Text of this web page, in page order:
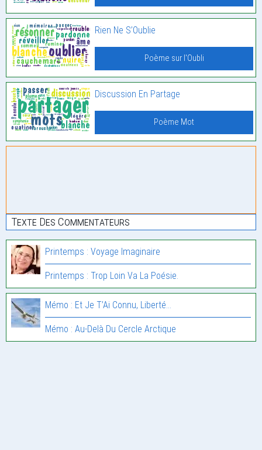
Rien Ne S’Oublie
Poème sur l'Oubli
Discussion En Partage
Poème Mot
Texte Des Commentateurs
Printemps : Voyage Imaginaire
Printemps : Trop Loin Va La Poésie.
Mémo : Et Je T’Ai Connu, Liberté…
Mémo : Au-Delà Du Cercle Arctique